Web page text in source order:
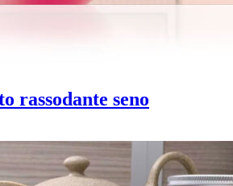
rassodante seno